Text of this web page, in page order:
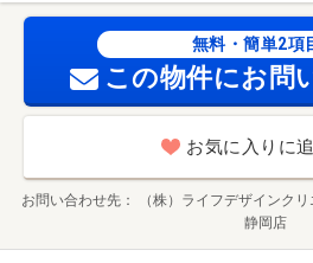
無料・簡単2項
この物件にお問
お気に入りに
お問い合わせ先
（株）ライフデザインク
静岡店